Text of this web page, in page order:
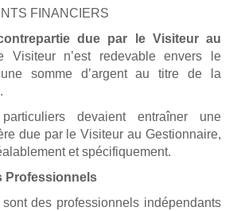
FINANCIERS
due par le Visiteur au
Visiteur n’est redevable envers le
somme d’argent au titre de la
devaient entraîner une
due par le Visiteur au Gestionnaire,
et spécifiquement.
Professionnels
des professionnels indépendants